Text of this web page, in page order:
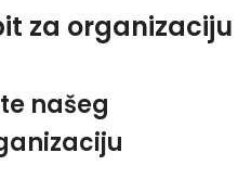
za organizaciju
našeg